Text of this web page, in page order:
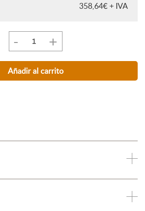
358,64€ + IVA
-
Caja
fuerte
de
empotrar
+
Añadir al carrito